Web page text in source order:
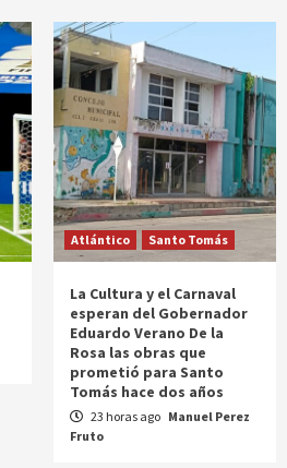
Atlántico Santo Tomás
La Cultura y el Carnaval
esperan del Gobernador
Eduardo Verano De la
Rosa las obras que
prometió para Santo
Tomás hace dos años
23 horas ago Manuel Perez
Fruto